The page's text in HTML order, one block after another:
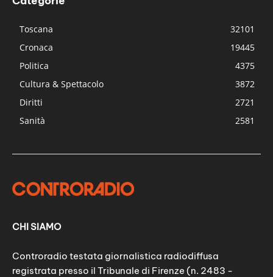
Toscana
32101
Cronaca
19445
Politica
4375
Cultura & Spettacolo
3872
Diritti
2721
Sanità
2581
CHI SIAMO
Controradio testata giornalistica radiodiffusa
registrata presso il Tribunale di Firenze (n. 2483 -